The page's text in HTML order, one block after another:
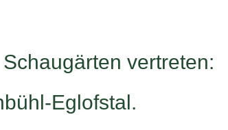
vertreten:
Eglofstal.